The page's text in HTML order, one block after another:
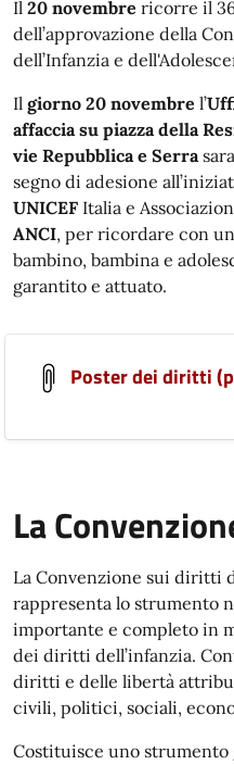
Il 20 novembre ricorre il
dell’approvazione della
dell’Infanzia e
Il giorno 20 novembre l’
affaccia su piazza della
vie Repubblica e Serra
segno di adesione
UNICEF Italia e
ANCI, per ricordare con
bambino, bambina e
garantito e attuato.
Poster dei diritti
La
La Convenzione sui diritti
rappresenta lo strumento
importante e completo in
dei diritti dell’infanzia.
diritti e delle libertà
civili, politici, sociali,
Costituisce uno